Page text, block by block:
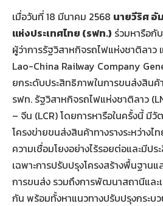
เมื่อวันที่ 18 มีนาคม 2568 นายวีริศ อั
แห่งประเทศไทย (รฟท.) ร่วมหารือกั
ผู้ว่าการรัฐวิสาหกิจรถไฟแห่งชาติลาว
Lao-China Railway Company
ยกระดับประสิทธิภาพในการขนส่งสินค้
รฟท. รัฐวิสาหกิจรถไฟแห่งชาติลาว
– จีน (LCR) โดยการหารือในครั้งนี้ มี
โครงข่ายขนส่งสินค้าทางรางระหว่างไ
ความเชื่อมโยงอย่างไร้รอยต่อและมีป
เฉพาะการปรับปรุงโครงสร้างพื้นฐานแ
การขนส่ง รวมถึงการพัฒนาสถานีและ
กัน พร้อมทั้งหาแนวทางปรับปรุงกระบ